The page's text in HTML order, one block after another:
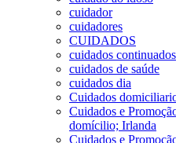
cuidador
cuidadores
CUIDADOS
cuidados continuados
cuidados de saúde
cuidados dia
Cuidados
Cuidados e
domícilio; Irlanda
Cuidados e